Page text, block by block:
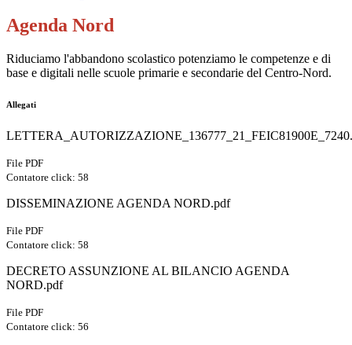
Agenda Nord
Riduciamo l'abbandono scolastico potenziamo le competenze e di
base e digitali nelle scuole primarie e secondarie del Centro-Nord.
Allegati
File PDF
Contatore click: 58
DISSEMINAZIONE AGENDA NORD.pdf
File PDF
Contatore click: 58
DECRETO ASSUNZIONE AL BILANCIO AGENDA
NORD.pdf
File PDF
Contatore click: 56